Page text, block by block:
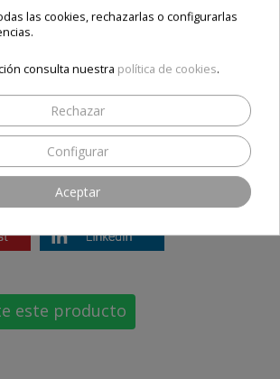
/ derecha / estéreo / mono
este producto
las cookies, rechazarlas o configurarlas
consulta nuestra política de cookies.
Rechazar
Configurar
Aceptar